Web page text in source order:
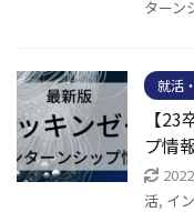
ターン
就活
【
プ情
活, イ